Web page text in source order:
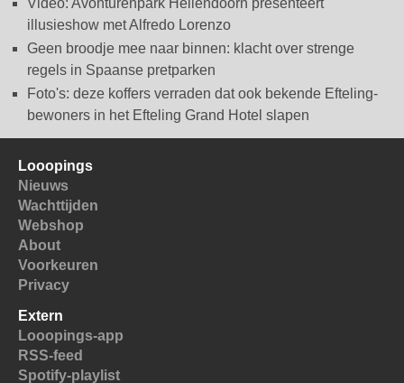
illusieshow met Alfredo Lorenzo
Geen broodje mee naar binnen: klacht over strenge
regels in Spaanse pretparken
Foto's: deze koffers verraden dat ook bekende Efteling-
bewoners in het Efteling Grand Hotel slapen
Looopings
Nieuws
Wachttijden
Webshop
About
Voorkeuren
Privacy
Extern
Looopings-app
RSS-feed
Spotify-playlist